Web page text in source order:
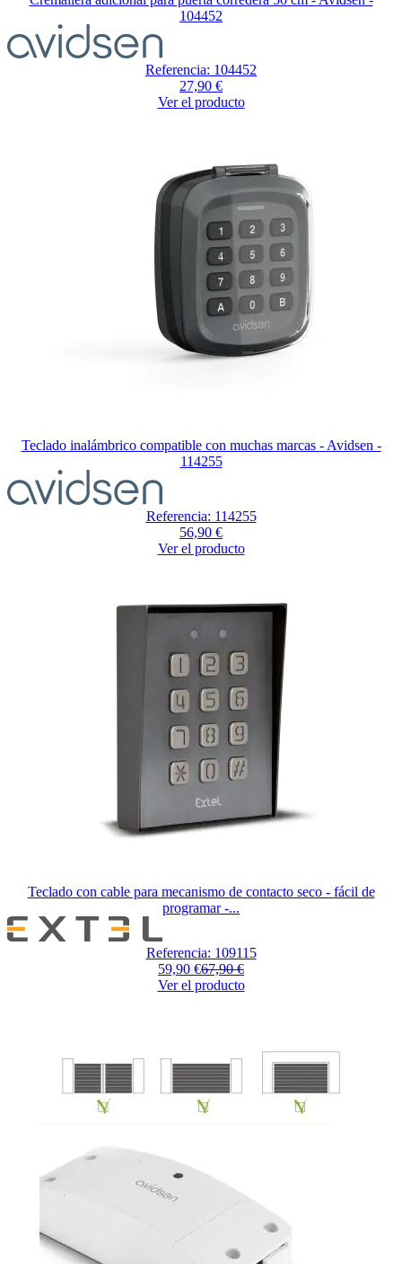
104452
Referencia: 104452
27,90 €
Ver el producto
Teclado inalámbrico compatible con muchas marcas - Avidsen -
114255
Referencia: 114255
56,90 €
Ver el producto
Teclado con cable para mecanismo de contacto seco - fácil de
programar -...
Referencia: 109115
59,90 €67,90 €
Ver el producto